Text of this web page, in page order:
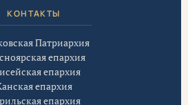
КОНТАКТЫ
Патриархия
епархия
епархия
епархия
епархия